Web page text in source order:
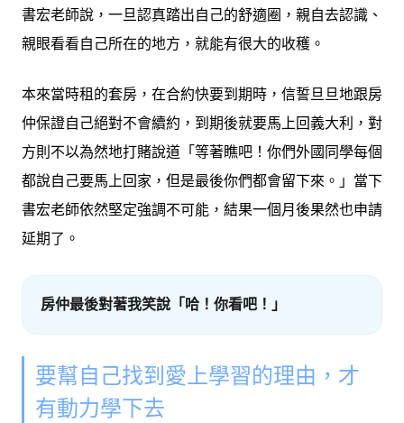
書宏老師說，一旦認真踏出自己的舒適圈，親自去認識、
親眼看看自己所在的地方，就能有很大的收穫。
本來當時租的套房，在合約快要到期時，信誓旦旦地跟房
仲保證自己絕對不會續約，到期後就要馬上回義大利，對
方則不以為然地打賭說道 「等著瞧吧！你們外國同學每個
都說自己要馬上回家，但是最後你們都會留下來。」 當下
書宏老師依然堅定強調不可能，結果一個月後果然也申請
延期了。
房仲最後對著我笑說「哈！你看吧！」
要幫自己找到愛上學習的理由，才
有動力學下去